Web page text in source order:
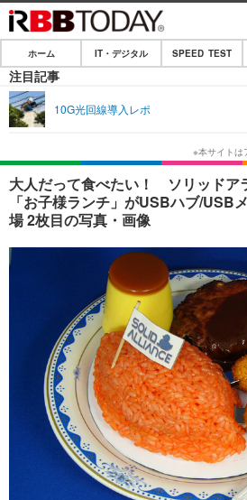
ホーム
IT・デジタル
ネタ
ショッピング
エンタメ
エンタメTOP
韓流・K-POP
音楽
グラビア
ショッピング
ライフ
ライフTOP
ペット
その他
プッシュ通知の停止方法
ホーム IT・デジタル SPEED TEST
注目記事
10G光回線導入レポ
大人だって食べたい！ ソリッドア
「お子様ランチ」がUSBハブ/USB
場 2枚目の写真・画像